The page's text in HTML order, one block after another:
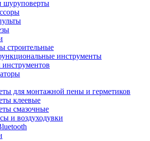
шуруповерты
строительные
инструменты
для монтажной пены и герметиков
клеевые
смазочные
и воздуходувки